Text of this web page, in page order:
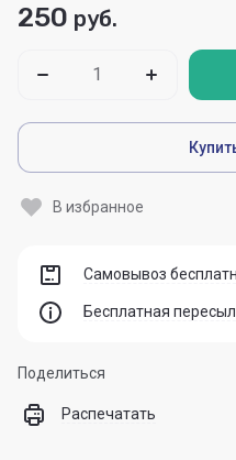
250 руб.
В избранное
Самовывоз
Бесплатная
Поделиться
Распечатать